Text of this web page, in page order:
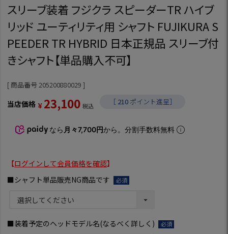
スリーブ装着 フジクラ スピーダーTR ハイブ
リッド ユーティリティ用 シャフト FUJIKURA S
PEEDER TR HYBRID 日本正規品 スリーブ付
きシャフト【単品購入不可】
商品番号 205200880029
当店価格 ¥ 23,100 税込 ［ 210 ポイント進呈］
なら 月々7,700円から。分割手数料無料
【ログインして会員価格を確認】
■シャフト単品販売NG商品です
■装着予定のヘッドモデル名(なるべく詳しく)